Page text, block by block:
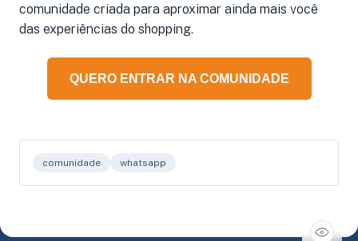
comunidade criada para aproximar ainda mais você
das experiências do shopping.
QUERO ENTRAR NA COMUNIDADE
comunidade whatsapp